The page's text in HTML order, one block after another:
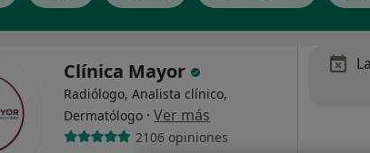
Clínica Mayor
Radiólogo, Analista clínico,
Dermatólogo · Ver más
2106 opiniones